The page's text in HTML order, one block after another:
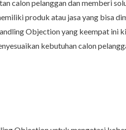
calon pelanggan dan memberi
produk atau jasa yang bisa
Objection yang keempat ini
kebutuhan calon